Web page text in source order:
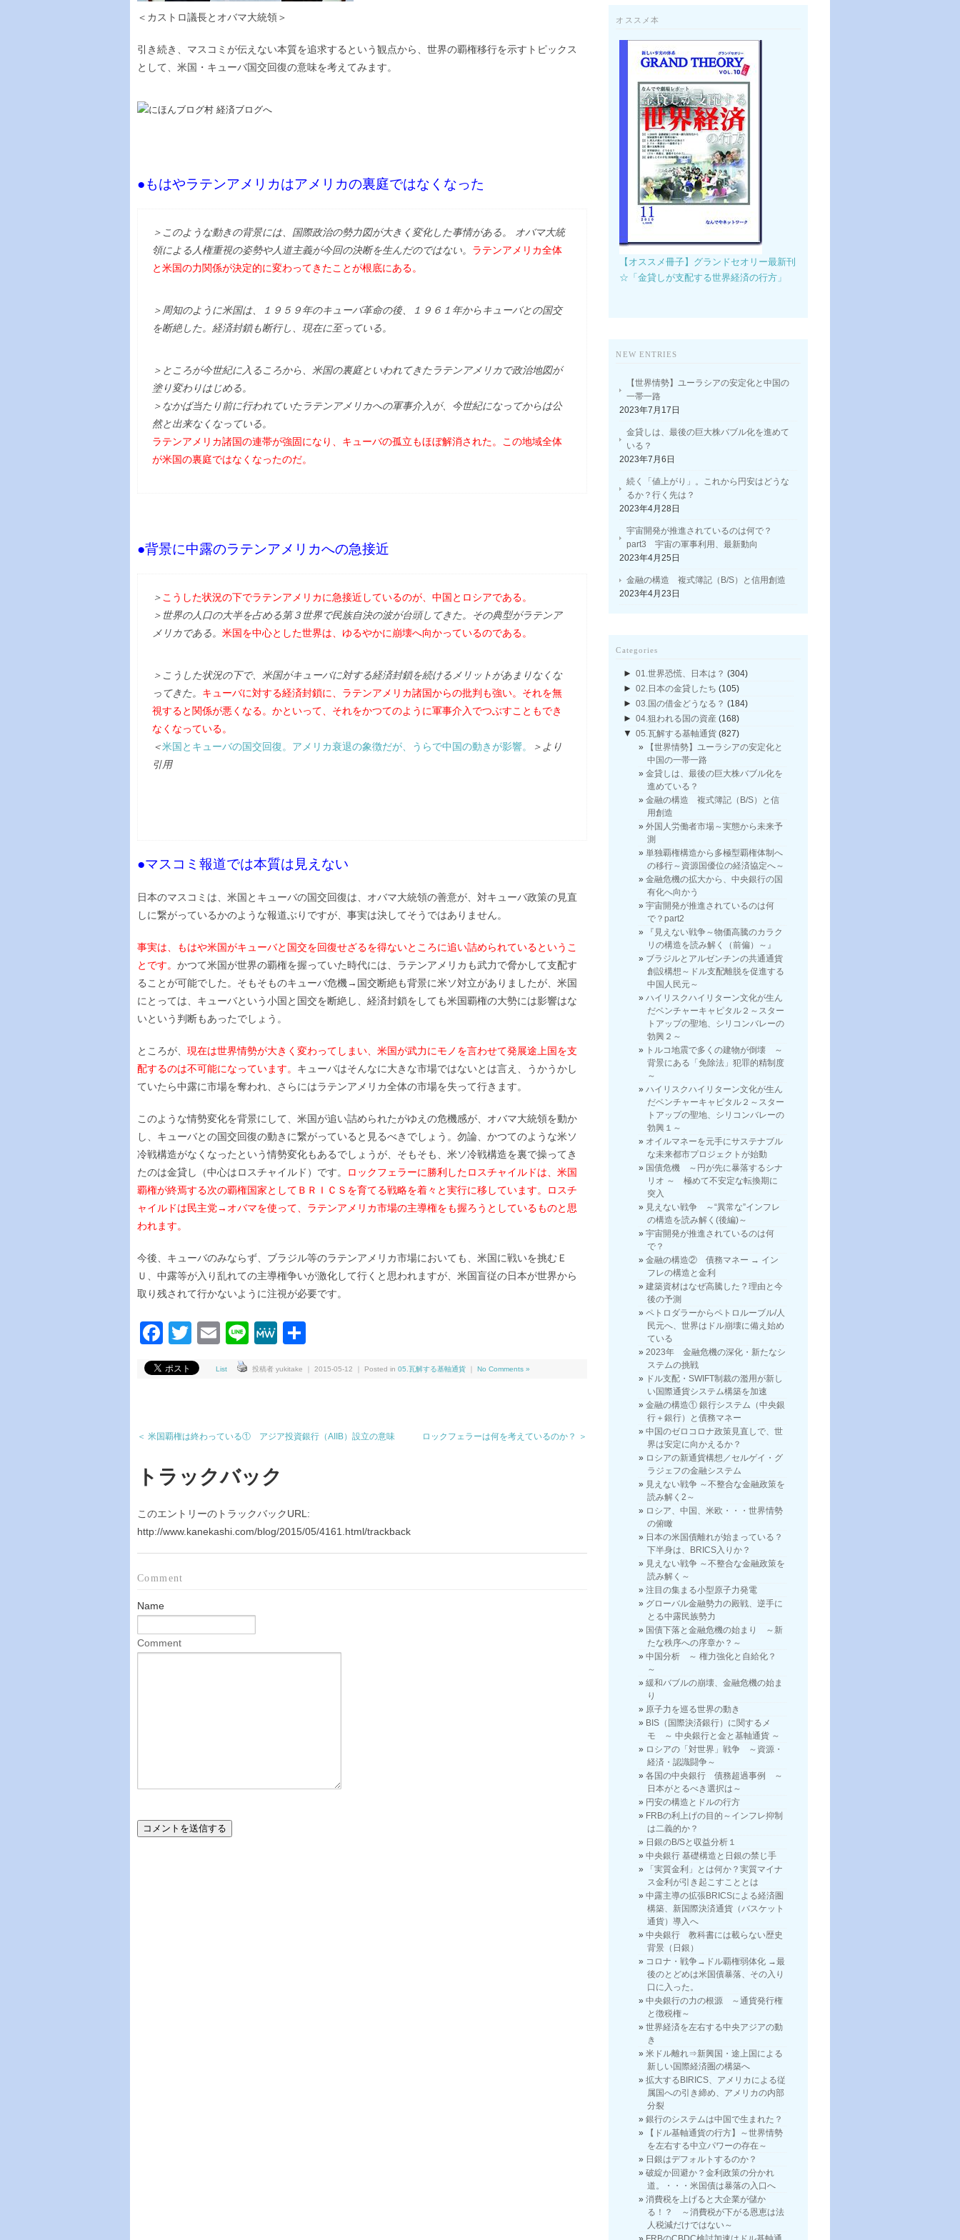
＜カストロ議長とオバマ大統領＞
引き続き、マスコミが伝えない本質を追求するという観点から、世界の覇権移行を示すトピックス
として、米国・キューバ国交回復の意味を考えてみます。
●もはやラテンアメリカはアメリカの裏庭ではなくなった
＞このような動きの背景には、国際政治の勢力図が大きく変化した事情がある。 オバマ大統
領による人権重視の姿勢や人道主義が今回の決断を生んだのではない。 ラテンアメリカ全体
と米国の力関係が決定的に変わってきたことが根底にある。
＞周知のように米国は、１９５９年のキューバ革命の後、１９６１年からキューバとの国交
を断絶した。経済封鎖も断行し、現在に至っている。
＞ところが今世紀に入るころから、米国の裏庭といわれてきたラテンアメリカで政治地図が
塗り変わりはじめる。
＞なかば当たり前に行われていたラテンアメリカへの軍事介入が、今世紀になってからは公
然と出来なくなっている。
ラテンアメリカ諸国の連帯が強固になり、キューバの孤立もほぼ解消された。この地域全体
が米国の裏庭ではなくなったのだ。
●背景に中露のラテンアメリカへの急接近
＞こうした状況の下でラテンアメリカに急接近しているのが、中国とロシアである。
＞世界の人口の大半を占める第３世界で民族自決の波が台頭してきた。その典型がラテンア
メリカである。 米国を中心とした世界は、ゆるやかに崩壊へ向かっているのである。
＞こうした状況の下で、米国がキューバに対する経済封鎖を続けるメリットがあまりなくな
ってきた。 キューバに対する経済封鎖に、ラテンアメリカ諸国からの批判も強い。それを無
視すると関係が悪くなる。かといって、それをかつてのように軍事介入でつぶすこともでき
なくなっている。
＜米国とキューバの国交回復。アメリカ衰退の象徴だが、うらで中国の動きが影響。
＞より
引用
●マスコミ報道では本質は見えない
日本のマスコミは、米国とキューバの国交回復は、オバマ大統領の善意が、対キューバ政策の見直
しに繋がっているかのような報道ぶりですが、事実は決してそうではありません。
事実は、もはや米国がキューバと国交を回復せざるを得ないところに追い詰められているというこ
とです。 かつて米国が世界の覇権を握っていた時代には、ラテンアメリカも武力で脅かして支配す
ることが可能でした。そもそものキューバ危機→国交断絶も背景に米ソ対立がありましたが、米国
にとっては、キューバという小国と国交を断絶し、経済封鎖をしても米国覇権の大勢には影響はな
いという判断もあったでしょう。
ところが、 現在は世界情勢が大きく変わってしまい、米国が武力にモノを言わせて発展途上国を支
配するのは不可能になっています。 キューバはそんなに大きな市場ではないとは言え、うかうかし
ていたら中露に市場を奪われ、さらにはラテンアメリカ全体の市場を失って行きます。
このような情勢変化を背景にして、米国が追い詰められたがゆえの危機感が、オバマ大統領を動か
し、キューバとの国交回復の動きに繋がっていると見るべきでしょう。勿論、かつてのような米ソ
冷戦構造がなくなったという情勢変化もあるでしょうが、そもそも、米ソ冷戦構造を裏で操ってき
たのは金貸し（中心はロスチャイルド）です。
ロックフェラーに勝利したロスチャイルドは、米国
覇権が終焉する次の覇権国家としてＢＲＩＣＳを育てる戦略を着々と実行に移しています。ロスチ
ャイルドは民主党→オバマを使って、ラテンアメリカ市場の主導権をも握ろうとしているものと思
われます。
今後、キューバのみならず、ブラジル等のラテンアメリカ市場においても、米国に戦いを挑むＥ
Ｕ、中露等が入り乱れての主導権争いが激化して行くと思われますが、米国盲従の日本が世界から
取り残されて行かないように注視が必要です。
Facebook
Twitter
EmailLineMeWe
List 投稿者 yukitake ｜ 2015-05-12 ｜ Posted in 05.瓦解する基軸通貨 No Comments »
＜ 米国覇権は終わっている① アジア投資銀行（AIIB）設立の意味 ロックフェラーは何を考えているのか？ ＞
トラックバック
このエントリーのトラックバックURL:
http://www.kanekashi.com/blog/2015/05/4161.html/trackback
Comment
Name
Comment
オススメ本
【オススメ冊子】グランドセオリー最新刊
☆「金貸しが支配する世界経済の行方」
NEW ENTRIES
【世界情勢】ユーラシアの安定化と中国の
一帯一路
2023年7月17日
金貸しは、最後の巨大株バブル化を進めて
いる？
2023年7月6日
続く「値上がり」。これから円安はどうな
るか？行く先は？
2023年4月28日
宇宙開発が推進されているのは何で？
part3 宇宙の軍事利用、最新動向
2023年4月25日
金融の構造 複式簿記（B/S）と信用創造
2023年4月23日
Categories
► 01.世界恐慌、日本は？ (304)
► 02.日本の金貸したち (105)
► 03.国の借金どうなる？ (184)
► 04.狙われる国の資産 (168)
▼ 05.瓦解する基軸通貨 (827)
【世界情勢】ユーラシアの安定化と
中国の一帯一路
金貸しは、最後の巨大株バブル化を
進めている？
金融の構造 複式簿記（B/S）と信
用創造
外国人労働者市場～実態から未来予
測
単独覇権構造から多極型覇権体制へ
の移行～資源国優位の経済協定へ～
金融危機の拡大から、中央銀行の国
有化へ向かう
宇宙開発が推進されているのは何
で？part2
『見えない戦争～物価高騰のカラク
リの構造を読み解く（前偏）～』
ブラジルとアルゼンチンの共通通貨
創設構想～ドル支配離脱を促進する
中国人民元～
ハイリスクハイリターン文化が生ん
だベンチャーキャピタル２～スター
トアップの聖地、シリコンバレーの
勃興２～
トルコ地震で多くの建物が倒壊 ～
背景にある「免除法」犯罪的精制度
～
ハイリスクハイリターン文化が生ん
だベンチャーキャピタル２～スター
トアップの聖地、シリコンバレーの
勃興１～
オイルマネーを元手にサステナブル
な未来都市プロジェクトが始動
国債危機 ～円が先に暴落するシナ
リオ ～ 極めて不安定な転換期に
突入
見えない戦争 ～“異常な”インフレ
の構造を読み解く(後編)～
宇宙開発が推進されているのは何
で？
金融の構造② 債務マネー → イン
フレの構造と金利
建築資材はなぜ高騰した？理由と今
後の予測
ペトロダラーからペトロルーブル/人
民元へ、世界はドル崩壊に備え始め
ている
2023年 金融危機の深化・新たなシ
ステムの挑戦
ドル支配・SWIFT制裁の濫用が新し
い国際通貨システム構築を加速
金融の構造① 銀行システム（中央銀
行＋銀行）と債務マネー
中国のゼロコロナ政策見直しで、世
界は安定に向かえるか？
ロシアの新通貨構想／セルゲイ・グ
ラジェフの金融システム
見えない戦争 ～不整合な金融政策を
読み解く2～
ロシア、中国、米欧・・・世界情勢
の俯瞰
日本の米国債離れが始まっている？
下半身は、BRICS入りか？
見えない戦争 ～不整合な金融政策を
読み解く～
注目の集まる小型原子力発電
グローバル金融勢力の殿戦、逆手に
とる中露民族勢力
国債下落と金融危機の始まり ～新
たな秩序への序章か？～
中国分析 ～ 権力強化と自給化？
～
緩和バブルの崩壊、金融危機の始ま
り
原子力を巡る世界の動き
BIS（国際決済銀行）に関するメ
モ ～ 中央銀行と金と基軸通貨 ～
ロシアの「対世界」戦争 ～資源・
経済・認識闘争～
各国の中央銀行 債務超過事例 ～
日本がとるべき選択は～
円安の構造とドルの行方
FRBの利上げの目的～インフレ抑制
は二義的か？
日銀のB/Sと収益分析１
中央銀行 基礎構造と日銀の禁じ手
「実質金利」とは何か？実質マイナ
ス金利が引き起こすこととは
中露主導の拡張BRICSによる経済圏
構築、新国際決済通貨（バスケット
通貨）導入へ
中央銀行 教科書には載らない歴史
背景（日銀）
コロナ・戦争→ドル覇権弱体化 →最
後のとどめは米国債暴落、その入り
口に入った。
中央銀行の力の根源 ～通貨発行権
と徴税権～
世界経済を左右する中央アジアの動
き
米ドル離れ⇒新興国・途上国による
新しい国際経済圏の構築へ
拡大するBIRICS、アメリカによる従
属国への引き締め、アメリカの内部
分裂
銀行のシステムは中国で生まれた？
【ドル基軸通貨の行方】～世界情勢
を左右する中立パワーの存在～
日銀はデフォルトするのか？
破綻か回避か？金利政策の分かれ
道。・・・米国債は暴落の入口へ
消費税を上げると大企業が儲か
る！？ ～消費税が下がる恩恵は法
人税減だけではない～